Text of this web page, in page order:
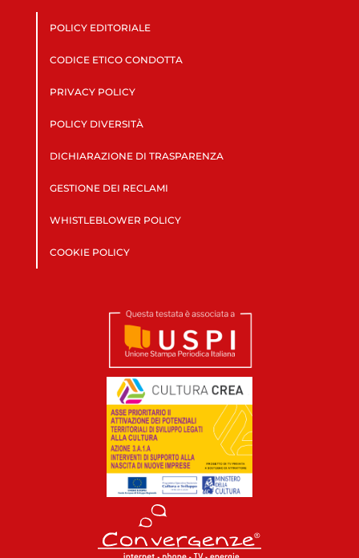
POLICY EDITORIALE
CODICE ETICO CONDOTTA
PRIVACY POLICY
POLICY DIVERSITÀ
DICHIARAZIONE DI TRASPARENZA
GESTIONE DEI RECLAMI
WHISTLEBLOWER POLICY
COOKIE POLICY